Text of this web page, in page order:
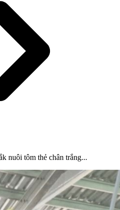
nuôi tôm thẻ chân trắng...